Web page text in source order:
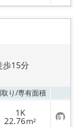
入
り
歩15分
り/専有面積
1K
22.76m² お